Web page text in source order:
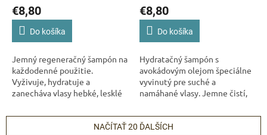
€8,80
Do košíka
Jemný regeneračný šampón na
každodenné použitie.
Vyživuje, hydratuje a
zanecháva vlasy hebké, lesklé
typy vlasov.
€8,80
Do košíka
Hydratačný šampón s
avokádovým olejom špeciálne
vyvinutý pre suché a
namáhané vlasy. Jemne čistí,
hebkosť a prirodzený lesk.
NAČÍTAŤ 20 ĎALŠÍCH
Odoslať
Powered by chaterimo